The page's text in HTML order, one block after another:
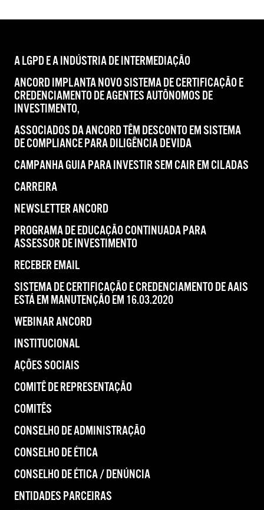
A LGPD E A INDÚSTRIA DE INTERMEDIAÇÃO
ANCORD IMPLANTA NOVO SISTEMA DE CERTIFICAÇÃO E
CREDENCIAMENTO DE AGENTES AUTÔNOMOS DE
INVESTIMENTO,
ASSOCIADOS DA ANCORD TÊM DESCONTO EM SISTEMA
DE COMPLIANCE PARA DILIGÊNCIA DEVIDA
CAMPANHA GUIA PARA INVESTIR SEM CAIR EM CILADAS
CARREIRA
NEWSLETTER ANCORD
PROGRAMA DE EDUCAÇÃO CONTINUADA PARA
ASSESSOR DE INVESTIMENTO
RECEBER EMAIL
SISTEMA DE CERTIFICAÇÃO E CREDENCIAMENTO DE AAIS
ESTÁ EM MANUTENÇÃO EM 16.03.2020
WEBINAR ANCORD
INSTITUCIONAL
AÇÕES SOCIAIS
COMITÊ DE REPRESENTAÇÃO
COMITÊS
CONSELHO DE ADMINISTRAÇÃO
CONSELHO DE ÉTICA
CONSELHO DE ÉTICA / DENÚNCIA
ENTIDADES PARCEIRAS